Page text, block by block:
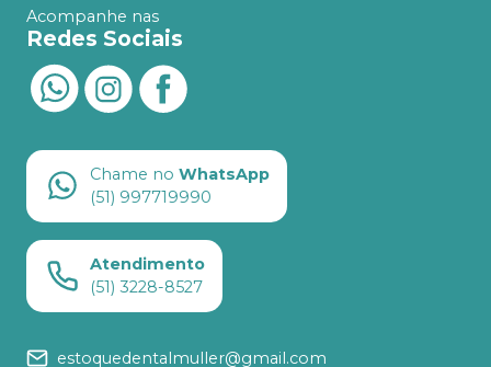
Acompanhe nas
Redes Sociais
Chame no WhatsApp
(51) 997719990
Atendimento
(51) 3228-8527
estoquedentalmuller@gmail.com